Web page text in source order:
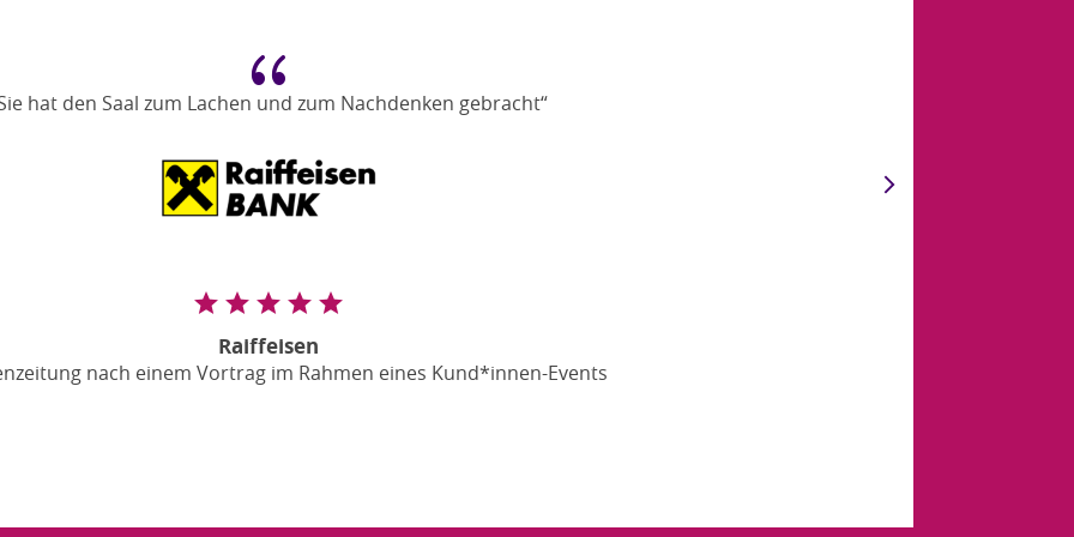
{
hat den Saal zum Lachen und zum Nachdenken gebracht“
Raiffeisen
nach einem Vortrag im Rahmen eines Kund*innen-Events